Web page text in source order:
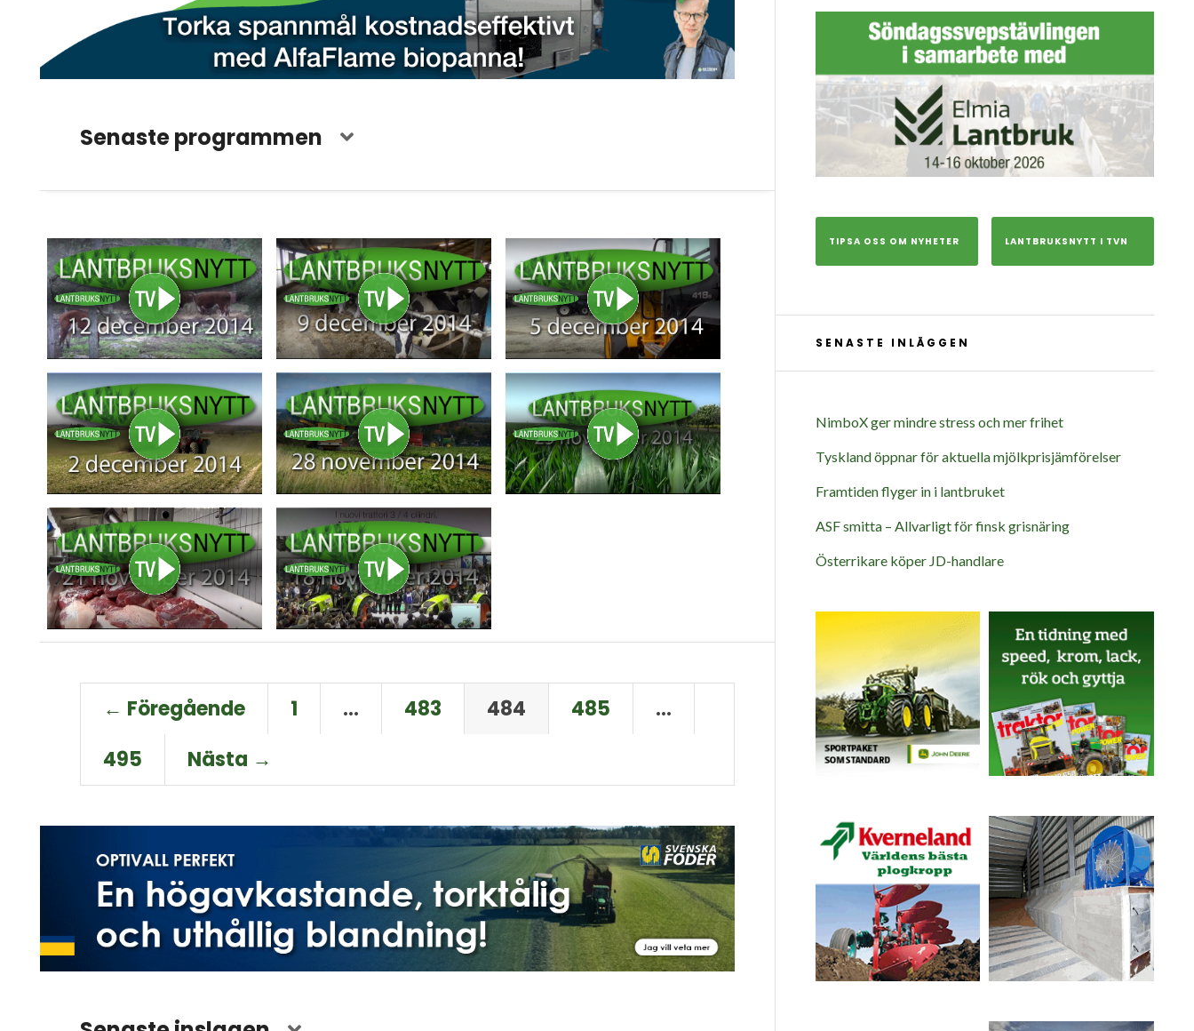
Senaste programmen
← Föregående 1 … 483 484 485
…
495
Nästa →
TIPSA OSS OM NYHETER LANTBRUKSNYTT I TVN
SENASTE INLÄGGEN
NimboX ger mindre stress och mer frihet
Tyskland öppnar för aktuella mjölkprisjämförelser
Framtiden flyger in i lantbruket
ASF smitta – Allvarligt för finsk grisnäring
Österrikare köper JD-handlare